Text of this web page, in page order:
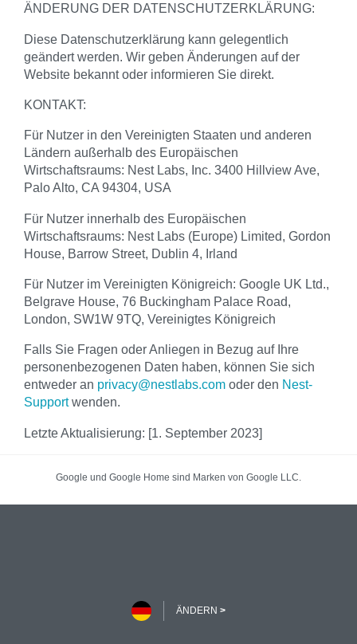
ÄNDERUNG DER DATENSCHUTZERKLÄRUNG:
Diese Datenschutzerklärung kann gelegentlich
geändert werden. Wir geben Änderungen auf der
Website bekannt oder informieren Sie direkt.
KONTAKT:
Für Nutzer in den Vereinigten Staaten und anderen
Ländern außerhalb des Europäischen
Wirtschaftsraums: Nest Labs, Inc. 3400 Hillview Ave,
Palo Alto, CA 94304, USA
Für Nutzer innerhalb des Europäischen
Wirtschaftsraums: Nest Labs (Europe) Limited, Gordon
House, Barrow Street, Dublin 4, Irland
Für Nutzer im Vereinigten Königreich: Google UK Ltd.,
Belgrave House, 76 Buckingham Palace Road,
London, SW1W 9TQ, Vereinigtes Königreich
Falls Sie Fragen oder Anliegen in Bezug auf Ihre
personenbezogenen Daten haben, können Sie sich
entweder an privacy@nestlabs.com oder den Nest-
Supportwenden.
Letzte Aktualisierung: [1. September 2023]